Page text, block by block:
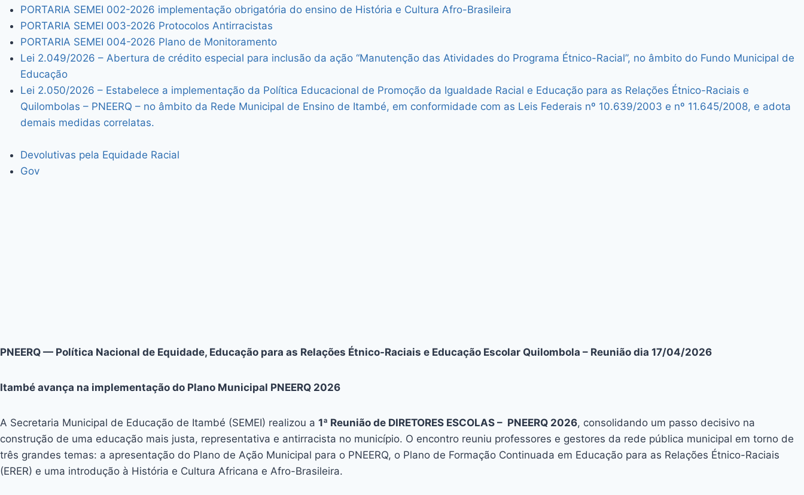
PORTARIA SEMEI 002-2026 implementação obrigatória do ensino de História e Cultura Afro-Brasileira
PORTARIA SEMEI 003-2026 Protocolos Antirracistas
PORTARIA SEMEI 004-2026 Plano de Monitoramento
Lei 2.049/2026 – Abertura de crédito especial para inclusão da ação “Manutenção das Atividades do Programa Étnico-Racial”, no âmbito do Fundo Municipal de
Educação
Lei 2.050/2026 – Estabelece a implementação da Política Educacional de Promoção da Igualdade Racial e Educação para as Relações Étnico-Raciais e
Quilombolas – PNEERQ – no âmbito da Rede Municipal de Ensino de Itambé, em conformidade com as Leis Federais nº 10.639/2003 e nº 11.645/2008, e adota
demais medidas correlatas.
Devolutivas pela Equidade Racial
Gov
PNEERQ — Política Nacional de Equidade, Educação para as Relações Étnico-Raciais e Educação Escolar Quilombola – Reunião dia 17/04/2026
Itambé avança na implementação do Plano Municipal PNEERQ 2026
A Secretaria Municipal de Educação de Itambé (SEMEI) realizou a 1ª Reunião de DIRETORES ESCOLAS – PNEERQ 2026, consolidando um passo decisivo na
construção de uma educação mais justa, representativa e antirracista no município. O encontro reuniu professores e gestores da rede pública municipal em torno de
três grandes temas: a apresentação do Plano de Ação Municipal para o PNEERQ, o Plano de Formação Continuada em Educação para as Relações Étnico-Raciais
(ERER) e uma introdução à História e Cultura Africana e Afro-Brasileira.